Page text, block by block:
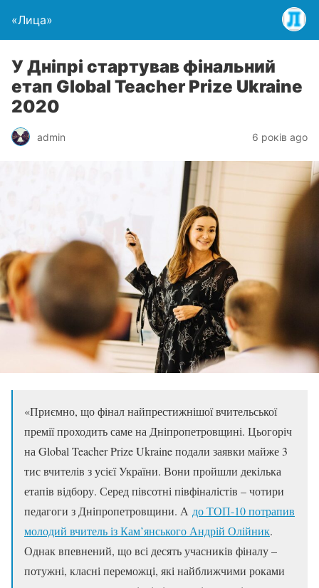
«Лица»
У Дніпрі стартував фінальний
етап Global Teacher Prize Ukraine
2020
admin 6 років ago
«Приємно, що фінал найпрестижнішої вчительської
премії проходить саме на Дніпропетровщині. Цьогоріч
на Global Teacher Prize Ukraine подали заявки майже 3
тис вчителів з усієї України. Вони пройшли декілька
етапів відбору. Серед півсотні півфіналістів – чотири
педагоги з Дніпропетровщини. А до ТОП-10 потрапив
молодий вчитель із Кам’янського Андрій Олійник.
Однак впевнений, що всі десять учасників фіналу –
потужні, класні переможці, які найближчими роками